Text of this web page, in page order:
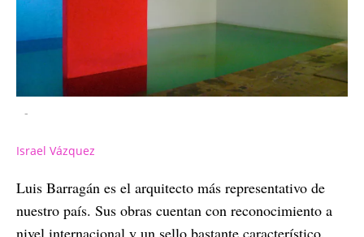
-
Israel Vázquez
Luis Barragán es el arquitecto más representativo de
nuestro país. Sus obras cuentan con reconocimiento a
nivel internacional y un sello bastante característico.